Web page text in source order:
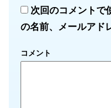
次回のコメントで
の名前、メールアド
コメント